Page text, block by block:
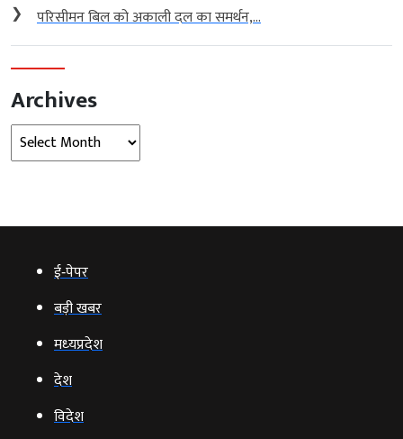
❯ परिसीमन बिल को अकाली दल का समर्थन,...
Archives
Archives
ई‑पेपर
बड़ी खबर
मध्‍यप्रदेश
देश
विदेश